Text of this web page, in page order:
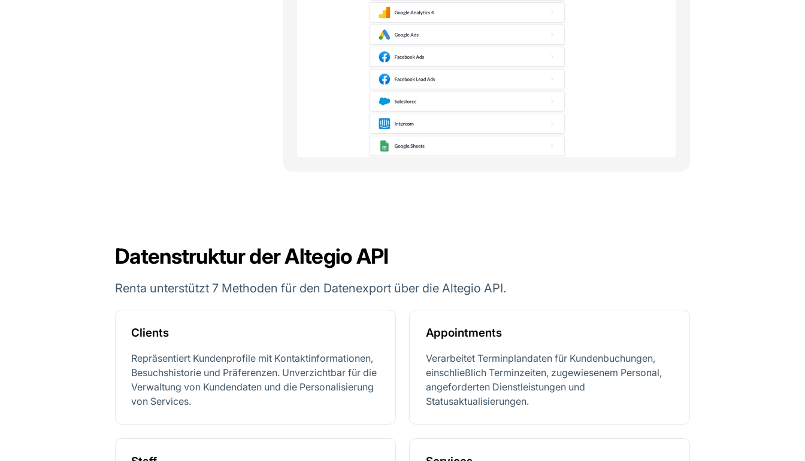
Datenstruktur der Altegio API
Renta unterstützt 7 Methoden für den Datenexport über die Altegio API.
Clients
Repräsentiert Kundenprofile mit Kontaktinformationen,
Besuchshistorie und Präferenzen. Unverzichtbar für die
Verwaltung von Kundendaten und die Personalisierung
von Services.
Appointments
Verarbeitet Terminplandaten für Kundenbuchungen,
einschließlich Terminzeiten, zugewiesenem Personal,
angeforderten Dienstleistungen und
Statusaktualisierungen.